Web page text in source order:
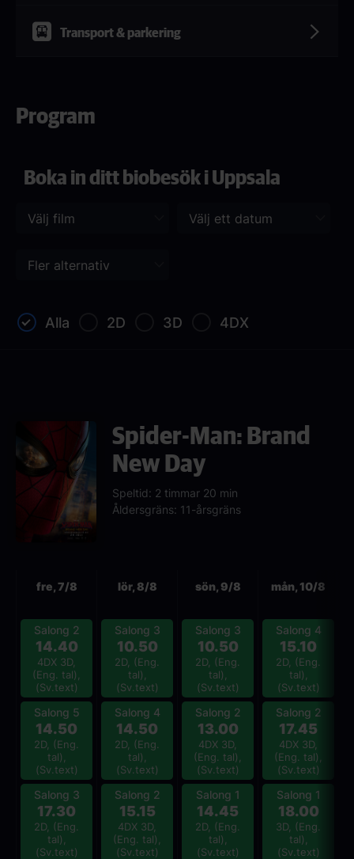
Transport & parkering
Program
Boka in ditt biobesök i Uppsala
Alla 2D 3D 4DX
Spider-Man: Brand
New Day
Speltid: 2 timmar 20 min
Åldersgräns: 11-årsgräns
fre, 7/8
Salong 2
14.40
4DX 3D,
(Eng. tal),
(Sv.text)
Salong 5
14.50
2D, (Eng.
tal),
(Sv.text)
Salong 3
17.30
2D, (Eng.
tal),
(Sv.text)
lör, 8/8
Salong 3
10.50
2D, (Eng.
tal),
(Sv.text)
Salong 4
14.50
2D, (Eng.
tal),
(Sv.text)
Salong 2
15.15
4DX 3D,
(Eng. tal),
(Sv.text)
sön, 9/8
Salong 3
10.50
2D, (Eng.
tal),
(Sv.text)
Salong 2
13.00
4DX 3D,
(Eng. tal),
(Sv.text)
Salong 1
14.45
2D, (Eng.
tal),
(Sv.text)
mån, 10/8
Salong 4
15.10
2D, (Eng.
tal),
(Sv.text)
Salong 2
17.45
4DX 3D,
(Eng. tal),
(Sv.text)
Salong 1
18.00
3D, (Eng.
tal),
(Sv.text)